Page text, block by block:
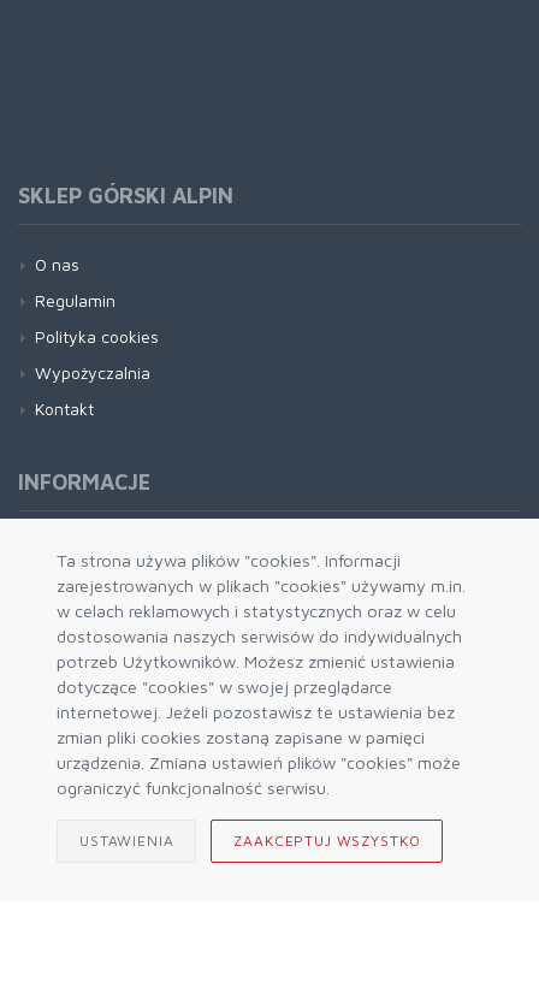
Ta strona używa plików "cookies". Informacji
zarejestrowanych w plikach "cookies" używamy m.in.
w celach reklamowych i statystycznych oraz w celu
dostosowania naszych serwisów do indywidualnych
potrzeb Użytkowników. Możesz zmienić ustawienia
dotyczące "cookies" w swojej przeglądarce
internetowej. Jeżeli pozostawisz te ustawienia bez
zmian pliki cookies zostaną zapisane w pamięci
urządzenia. Zmiana ustawień plików "cookies" może
ograniczyć funkcjonalność serwisu.
USTAWIENIA ZAAKCEPTUJ WSZYSTKO
SKLEP GÓRSKI ALPIN
O nas
Regulamin
Polityka cookies
Wypożyczalnia
Kontakt
INFORMACJE
Formy płatności
Dostawa i wysyłka
Zwrot i wymiana
System rabatowy
Kody rabatowe
Blog